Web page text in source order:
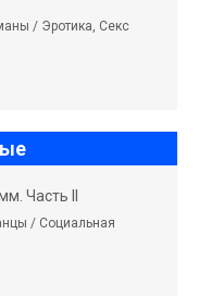
/ Эротика, Секс
Часть II
/ Социальная